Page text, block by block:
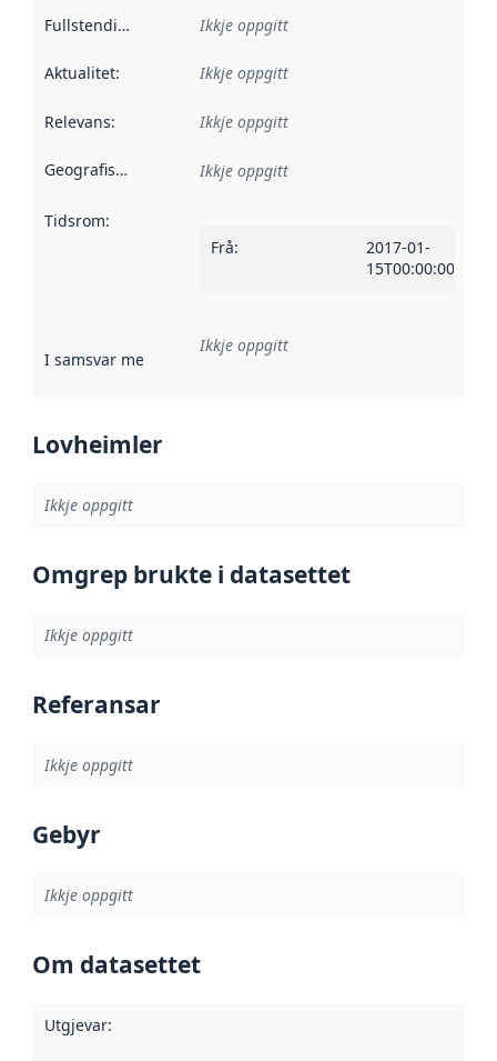
Fullstendigheit Ikkje oppgitt
Aktualitet: Ikkje oppgitt
Relevans: Ikkje oppgitt
Geografisk område Ikkje oppgitt
Tidsrom:
Frå:
2017-01-
15T00:00:00Z
I samsvar med Referanse til ei implementeringsregel eller
Ikkje oppgitt
Lovheimler
Ikkje oppgitt
Omgrep brukte i datasettet
Ikkje oppgitt
Referansar
Ikkje oppgitt
Gebyr
Ikkje oppgitt
Om datasettet
Utgjevar: